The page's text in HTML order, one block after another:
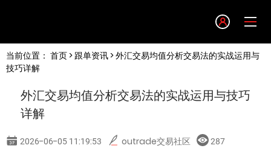
English
简体中文
当前位置： 首页> 跟单资讯> 外汇交易均值分析交易法的实战运用与
技巧详解
外汇交易均值分析交易法的实战运用与技巧
详解
2026-06-05 11:19:53 outrade交易社区 287